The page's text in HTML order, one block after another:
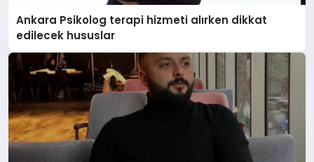
Ankara Psikolog terapi hizmeti alırken dikkat
edilecek hususlar